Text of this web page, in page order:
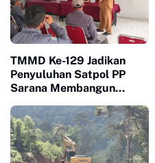
TMMD Ke-129 Jadikan
Penyuluhan Satpol PP
Sarana Membangun
Ketertiban